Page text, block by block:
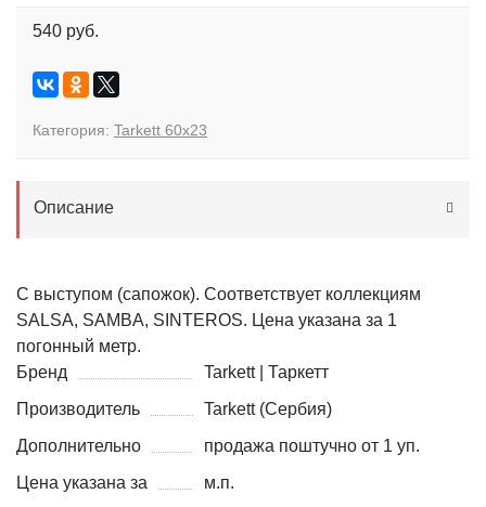
540 руб.
Категория: Tarkett 60x23
Описание
С выступом (сапожок). Соответствует коллекциям
SALSA, SAMBA, SINTEROS. Цена указана за 1
погонный метр.
Бренд
Tarkett | Таркетт
Производитель
Tarkett (Сербия)
Дополнительно
продажа поштучно от 1 уп.
Цена указана за
м.п.